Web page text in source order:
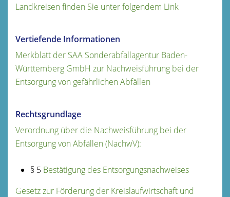
Landkreisen finden Sie unter folgendem Link
Vertiefende Informationen
Merkblatt der SAA Sonderabfallagentur Baden-
Württemberg GmbH zur Nachweisführung bei der
Entsorgung von gefährlichen Abfällen
Rechtsgrundlage
Verordnung über die Nachweisführung bei der
Entsorgung von Abfällen (NachwV):
§ 5Bestätigung des Entsorgungsnachweises
Gesetz zur Förderung der Kreislaufwirtschaft und